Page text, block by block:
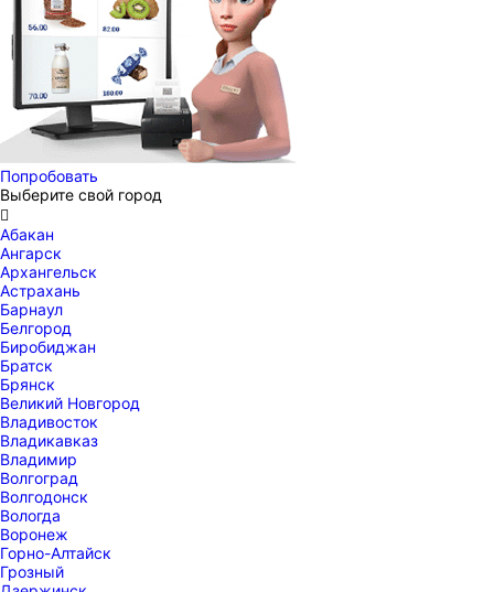
Попробовать
Выберите свой город

Абакан
Ангарск
Архангельск
Астрахань
Барнаул
Белгород
Биробиджан
Братск
Брянск
Великий Новгород
Владивосток
Владикавказ
Владимир
Волгоград
Волгодонск
Вологда
Воронеж
Горно-Алтайск
Грозный